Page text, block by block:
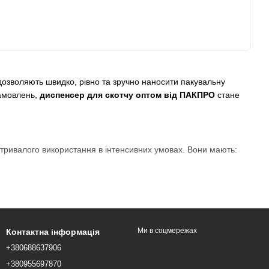
швидко, рівно та зручно наносити пакувальну
диспенсер для скотчу оптом від ПАКПРО стане
тривалого використання в інтенсивних умовах. Вони мають:
Контактна інформація
+380688637906
+380955697870
Ми в соцмережах